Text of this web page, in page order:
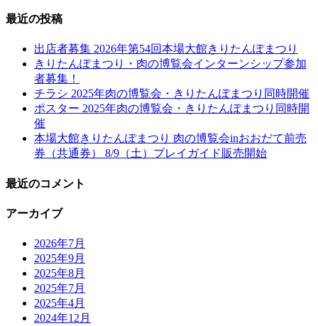
最近の投稿
出店者募集 2026年第54回本場大館きりたんぽまつり
きりたんぽまつり・肉の博覧会インターンシップ参加
者募集！
チラシ 2025年肉の博覧会・きりたんぽまつり同時開催
ポスター 2025年肉の博覧会・きりたんぽまつり同時開
催
本場大館きりたんぽまつり 肉の博覧会inおおだて前売
券（共通券） 8/9（土）プレイガイド販売開始
最近のコメント
アーカイブ
2026年7月
2025年9月
2025年8月
2025年7月
2025年4月
2024年12月